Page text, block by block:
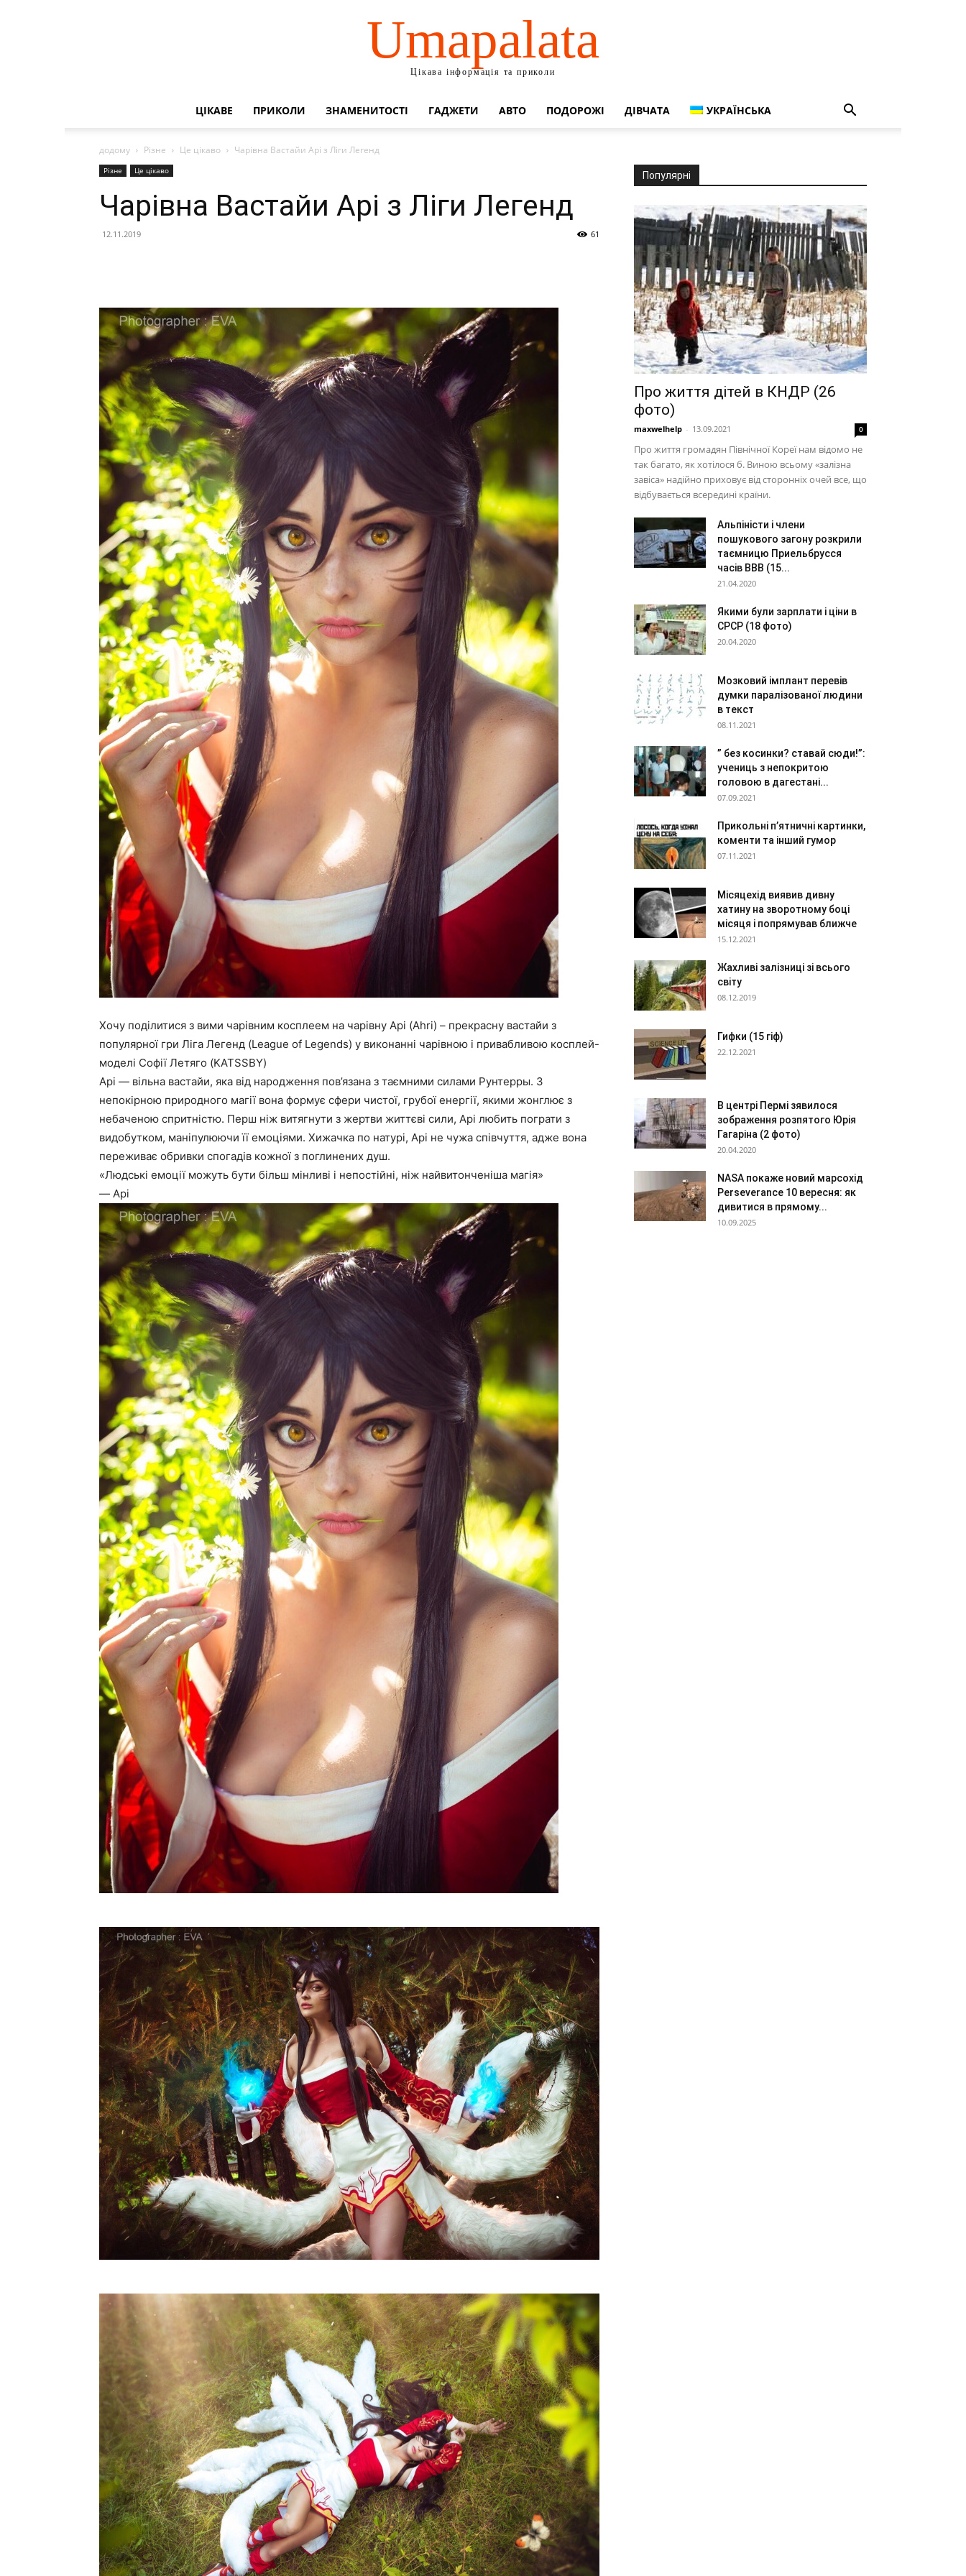
Umapalata
Цікава інформація та приколи
ЦІКАВЕ ПРИКОЛИ ЗНАМЕНИТОСТІ ГАДЖЕТИ АВТО ПОДОРОЖІ ДІВЧАТА УКРАЇНСЬКА
додому Різне Це цікаво Чарівна Вастайи Арі з Ліги Легенд
Різне Це цікаво
Чарівна Вастайи Арі з Ліги Легенд
12.11.2019 61
Хочу поділитися з вими чарівним косплеем на чарівну Арі (Ahri) – прекрасну вастайи з
популярної гри Ліга Легенд (League of Legends) у виконанні чарівною і привабливою косплей-
моделі Софії Летяго (KATSSBY)
Арі — вільна вастайи, яка від народження пов’язана з таємними силами Рунтерры. З
непокірною природного магії вона формує сфери чистої, грубої енергії, якими жонглює з
небаченою спритністю. Перш ніж витягнути з жертви життєві сили, Арі любить пограти з
видобутком, маніпулюючи її емоціями. Хижачка по натурі, Арі не чужа співчуття, адже вона
переживає обривки спогадів кожної з поглинених душ.
«Людські емоції можуть бути більш мінливі і непостійні, ніж найвитонченіша магія»
― Арі
Популярні
Про життя дітей в КНДР (26
фото)
maxwelhelp - 13.09.2021 0
Про життя громадян Північної Кореї нам відомо не
так багато, як хотілося б. Виною всьому «залізна
завіса» надійно приховує від сторонніх очей все, що
відбувається всередині країни.
Альпіністи і члени
пошукового загону розкрили
таємницю Приельбрусся
часів ВВВ (15...
21.04.2020
Якими були зарплати і ціни в
СРСР (18 фото)
20.04.2020
Мозковий імплант перевів
думки паралізованої людини
в текст
08.11.2021
” без косинки? ставай сюди!”:
учениць з непокритою
головою в дагестані...
07.09.2021
Прикольні п’ятничні картинки,
коменти та інший гумор
07.11.2021
Місяцехід виявив дивну
хатину на зворотному боці
місяця і попрямував ближче
15.12.2021
Жахливі залізниці зі всього
світу
08.12.2019
Гифки (15 гіф)
22.12.2021
В центрі Пермі зявилося
зображення розпятого Юрія
Гагаріна (2 фото)
20.04.2020
NASA покаже новий марсохід
Perseverance 10 вересня: як
дивитися в прямому...
10.09.2025